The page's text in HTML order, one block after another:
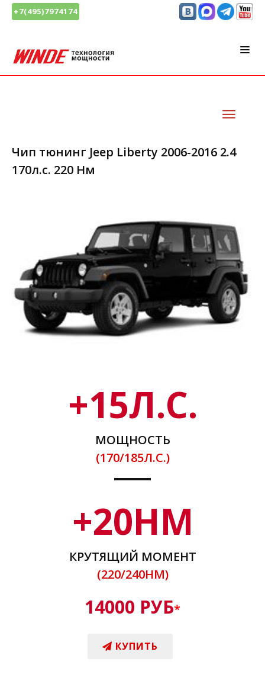
+7(495)7974174
Чип тюнинг Jeep Liberty 2006-2016 2.4
170л.с. 220 Нм
+15Л.С.
МОЩНОСТЬ
(170/185Л.С.)
+20НМ
КРУТЯЩИЙ МОМЕНТ
(220/240НМ)
14000 РУБ*
КУПИТЬ